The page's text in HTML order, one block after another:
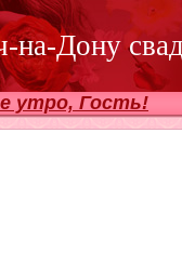
на-Дону
утро, Гость!